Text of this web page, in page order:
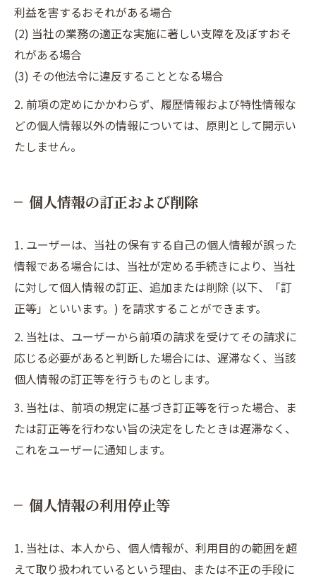
利益を害するおそれがある場合
(2) 当社の業務の適正な実施に著しい支障を及ぼすおそ
れがある場合
(3) その他法令に違反することとなる場合
2. 前項の定めにかかわらず、履歴情報および特性情報な
どの個人情報以外の情報については、原則として開示い
たしません。
個人情報の訂正および削除
1. ユーザーは、当社の保有する自己の個人情報が誤った
情報である場合には、当社が定める手続きにより、当社
に対して個人情報の訂正、追加または削除 (以下、「訂
正等」といいます。) を請求することができます。
2. 当社は、ユーザーから前項の請求を受けてその請求に
応じる必要があると判断した場合には、遅滞なく、当該
個人情報の訂正等を行うものとします。
3. 当社は、前項の規定に基づき訂正等を行った場合、ま
たは訂正等を行わない旨の決定をしたときは遅滞なく、
これをユーザーに通知します。
個人情報の利用停止等
1. 当社は、本人から、個人情報が、利用目的の範囲を超
えて取り扱われているという理由、または不正の手段に